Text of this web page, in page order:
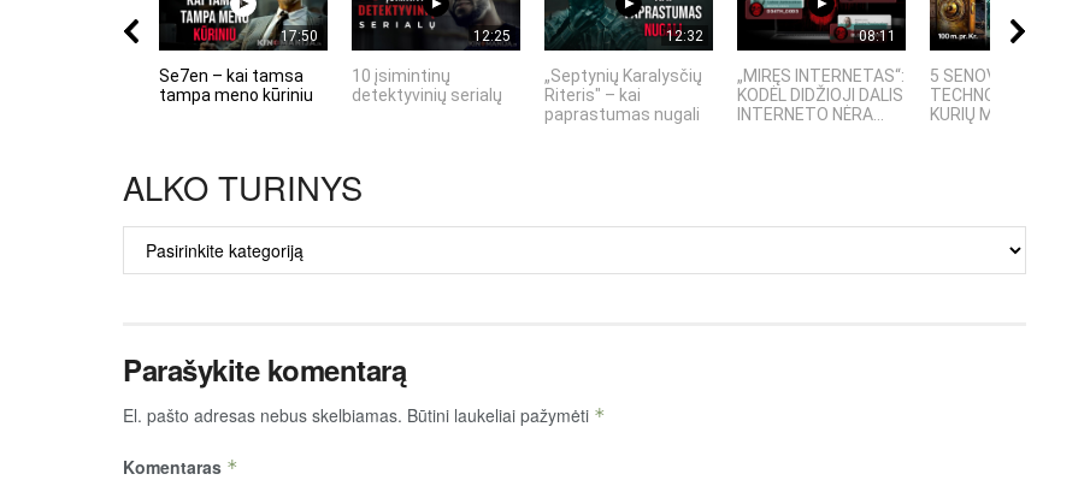
17:50
Se7en – kai tamsa
tampa meno kūriniu
12:25
10 įsimintinų
detektyvinių serialų
12:32
„Septynių Karalysčių
Riteris" – kai
paprastumas nugali
08:11
„MIRĘS INTERNETAS“:
KODĖL DIDŽIOJI DALIS
INTERNETO NĖRA...
5 SENOVĖS
TECHNOLOGIJOS,
KURIŲ MOKSLININKAI...
ALKO TURINYS
TURINYS
Parašykite komentarą
El. pašto adresas nebus skelbiamas. Būtini laukeliai pažymėti *
Komentaras *